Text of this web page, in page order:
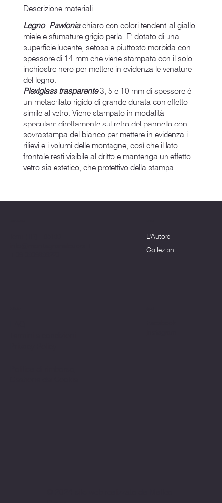
Descrizione materiali
Legno Pawloniachiaro con colori tendenti al giallo
miele e sfumature grigio perla. E' dotato di una
superficie lucente, setosa e piuttosto morbida con
spessore di 14 mm che viene stampata con il solo
inchiostro nero per mettere in evidenza le venature
del legno.
Plexiglass trasparente3, 5 e 10 mm di spessore è
un metacrilato rigido di grande durata con effetto
simile al vetro. Viene stampato in modalità
speculare direttamente sul retro del pannello con
sovrastampa del bianco per mettere in evidenza i
rilievi e i volumi delle montagne, così che il lato
frontale resti visibile al dritto e mantenga un effetto
vetro sia estetico, che protettivo della stampa.
L'Autore
Collezioni